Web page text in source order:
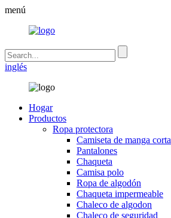
menú
inglés
Hogar
Productos
Ropa protectora
Camiseta de manga corta
Pantalones
Chaqueta
Camisa polo
Ropa de algodón
Chaqueta impermeable
Chaleco de algodon
Chaleco de seguridad